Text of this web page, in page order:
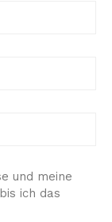
und meine
ich das